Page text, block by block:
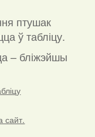
птушак
ў табліцу.
– бліжэйшы
сайт.